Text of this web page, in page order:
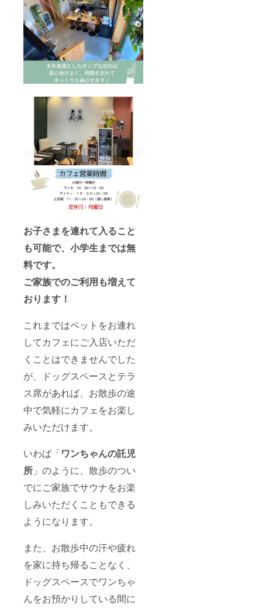
お子さまを連れて入ること
も可能で、小学生までは無
料です。
ご家族でのご利用も増えて
おります！
これまではペットをお連れ
してカフェにご入店いただ
くことはできませんでした
が、ドッグスペースとテラ
ス席があれば、お散歩の途
中で気軽にカフェをお楽し
みいただけます。
いわば「ワンちゃんの託児
所 」のように、散歩のつい
でにご家族でサウナをお楽
しみいただくこともできる
ようになります。
また、お散歩中の汗や疲れ
を家に持ち帰ることなく、
ドッグスペースでワンちゃ
んをお預かりしている間に